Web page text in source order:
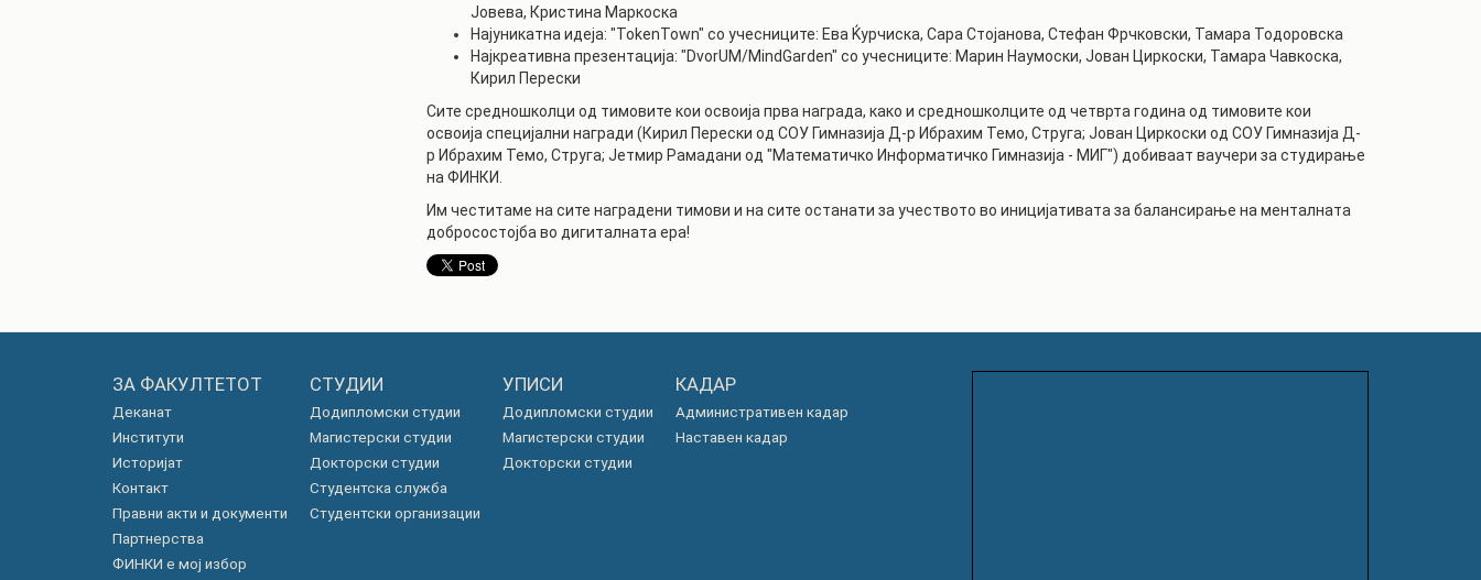
ИЗВЕШТАИ ЗА
ФАКУЛТЕТОТ
ФИНКИ LIVE
ЦЕНТРИ
КАЛЕНДАР
ОДБРАНИ
РЕШЕНИЈА
ДИПЛОМСКИ/
Јовева, Кристина Маркоска
Најуникатна идеја: "TokenTown" со учесниците: Ева Ќурчиска, Сара Стојанова, Стефан Фрчковски, Тамара Тодоровска
Најкреативна презентација: "DvorUM/MindGarden" со учесниците: Марин Наумоски, Јован Циркоски, Тамара Чавкоска,
Кирил Перески
Сите средношколци од тимовите кои освоија прва награда, како и средношколците од четврта година од тимовите кои
освоија специјални награди (Кирил Перески од СОУ Гимназија Д-р Ибрахим Темо, Струга; Јован Циркоски од СОУ Гимназија Д-
р Ибрахим Темо, Струга; Јетмир Рамадани од "Математичко Информатичко Гимназија - МИГ") добиваат ваучери за студирање
на ФИНКИ.
Им честитаме на сите наградени тимови и на сите останати за учеството во иницијативата за балансирање на менталната
добросостојба во дигиталната ера!
ЗА ФАКУЛТЕТОТ
Деканат
Институти
Историјат
Контакт
Правни акти и документи
Партнерства
ФИНКИ е мој избор
СТУДИИ
Додипломски студии
Магистерски студии
Докторски студии
Студентска служба
Студентски организации
УПИСИ
Додипломски студии
Магистерски студии
Докторски студии
КАДАР
Административен кадар
Наставен кадар